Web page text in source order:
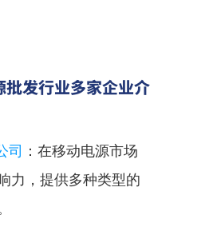
批发行业多家企业介
司 ：在移动电源市场
力，提供多种类型的